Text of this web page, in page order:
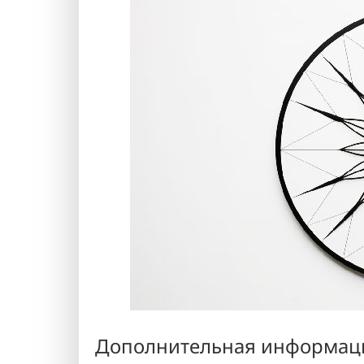
Дополнительная